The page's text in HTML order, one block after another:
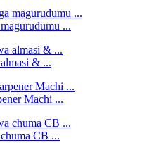
...
& ...
Machi ...
CB ...